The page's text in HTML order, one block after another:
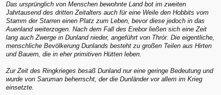
Das ursprünglich von Menschen bewohnte Land bot im zweiten
Jahrtausend des dritten Zeitalters auch für eine Weile den Hobbits vom
Stamm der Starren einen Platz zum Leben, bevor diese jedoch in das
Auenland weiterzogen. Nach dem Fall des Erebor ließen sich eine Zeit
lang auch Zwerge in Dunland nieder, angeführt von Thrór. Die eigentliche,
menschliche Bevölkerung Dunlands besteht zu großen Teilen aus Hirten
und Bauern, die in eher primitiven Hütten leben.
Zur Zeit des Ringkrieges besaß Dunland nur eine geringe Bedeutung und
wurde von Saruman beherrscht, der die Dunländer vor allem im Krieg
einsetzte.